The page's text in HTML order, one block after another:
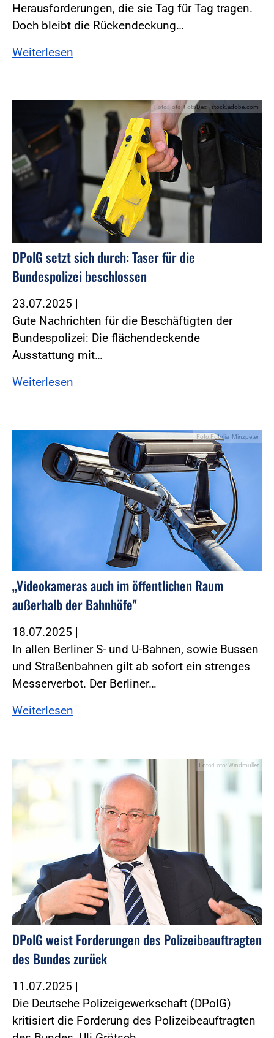
Herausforderungen, die sie Tag für Tag tragen.
Doch bleibt die Rückendeckung…
Weiterlesen
Foto:Foto: FotoDax - stock.adobe.com
DPolG setzt sich durch: Taser für die
Bundespolizei beschlossen
23.07.2025 |
Gute Nachrichten für die Beschäftigten der
Bundespolizei: Die flächendeckende
Ausstattung mit…
Weiterlesen
Foto:Fotolia_Minzpeter
„Videokameras auch im öffentlichen Raum
außerhalb der Bahnhöfe"
18.07.2025 |
In allen Berliner S- und U-Bahnen, sowie Bussen
und Straßenbahnen gilt ab sofort ein strenges
Messerverbot. Der Berliner…
Weiterlesen
Foto:Foto: Windmüller
DPolG weist Forderungen des Polizeibeauftragten
des Bundes zurück
11.07.2025 |
Die Deutsche Polizeigewerkschaft (DPolG)
kritisiert die Forderung des Polizeibeauftragten